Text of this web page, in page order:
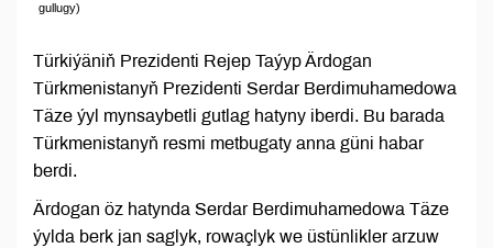
gullugy)
Türkiýäniň Prezidenti Rejep Taýyp Ärdogan
Türkmenistanyň Prezidenti Serdar Berdimuhamedowa
Täze ýyl mynsaybetli gutlag hatyny iberdi. Bu barada
Türkmenistanyň resmi metbugaty anna güni habar
berdi.
Ärdogan öz hatynda Serdar Berdimuhamedowa Täze
ýylda berk jan saglyk, rowaçlyk we üstünlikler arzuw